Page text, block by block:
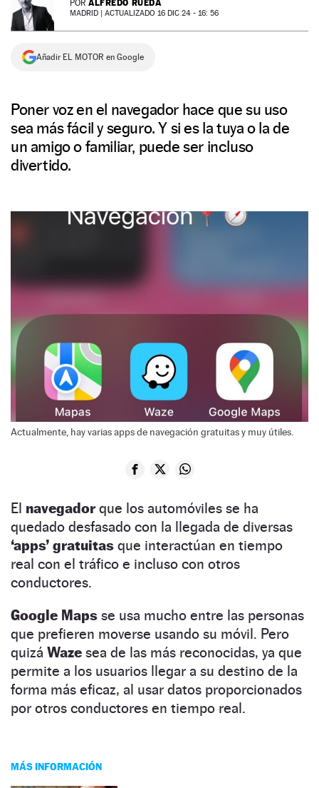
NEWSLETTER
SÍGUENOS
POR ALFREDO RUEDA
MADRID | ACTUALIZADO 16 DIC 24 - 16: 56
Añadir EL MOTOR en Google
Poner voz en el navegador hace que su uso
sea más fácil y seguro. Y si es la tuya o la de
un amigo o familiar, puede ser incluso
divertido.
Actualmente, hay varias apps de navegación gratuitas y muy útiles.
El navegadorque los automóviles se ha
quedado desfasado con la llegada de diversas
‘apps’ gratuitas que interactúan en tiempo
real con el tráfico e incluso con otros
conductores.
Google Maps se usa mucho entre las personas
que prefieren moverse usando su móvil. Pero
quizá Waze sea de las más reconocidas, ya que
permite a los usuarios llegar a su destino de la
forma más eficaz, al usar datos proporcionados
por otros conductores en tiempo real.
MÁS INFORMACIÓN